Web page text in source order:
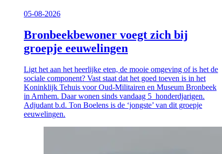
05-08-2026
Bronbeekbewoner voegt zich bij
groepje eeuwelingen
Ligt het aan het heerlijke eten, de mooie omgeving of is het de
sociale component? Vast staat dat het goed toeven is in het
Koninklijk Tehuis voor Oud-Militairen en Museum Bronbeek
in Arnhem. Daar wonen sinds vandaag 5 honderdjarigen.
Adjudant b.d. Ton Boelens is de ‘jongste’ van dit groepje
eeuwelingen.